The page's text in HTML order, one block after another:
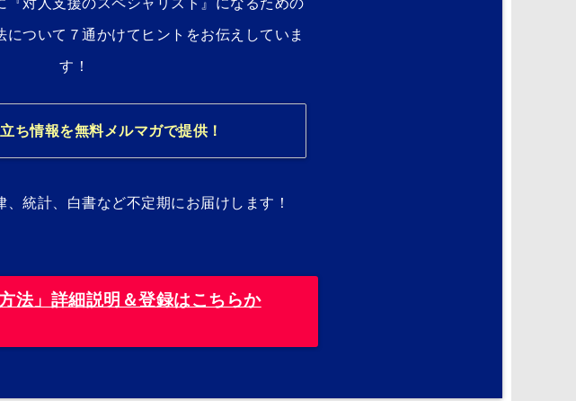
『対人支援のスペシャリスト』になるための
について７通かけてヒントをお伝えしていま
す！
ち情報を無料メルマガで提供！
統計、白書など不定期にお届けします！
法」詳細説明＆登録はこちらか